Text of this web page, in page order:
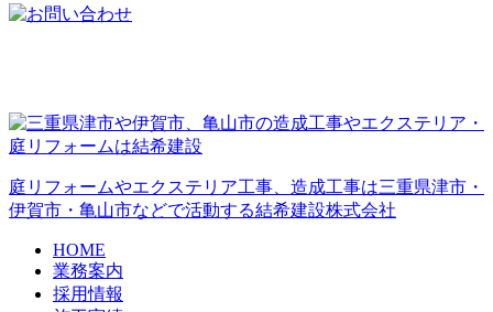
庭リフォームやエクステリア工事、造成工事は三重県津市・
伊賀市・亀山市などで活動する結希建設株式会社
HOME
業務案内
採用情報